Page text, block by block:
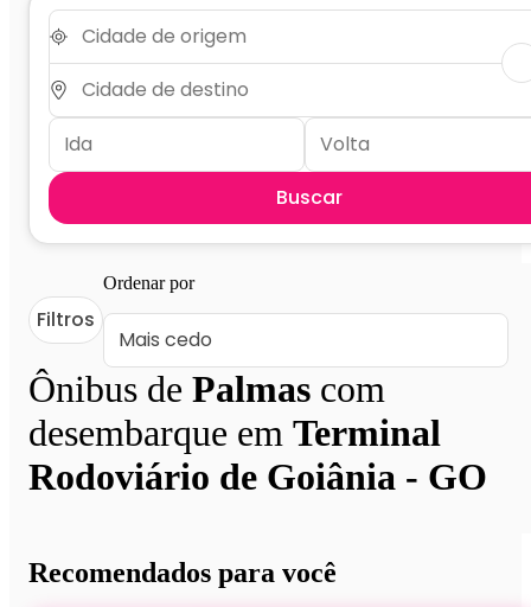
Buscar
Ônibus de Palmas com
desembarque em Terminal
Rodoviário de Goiânia - GO
Filtros
Ordenar por
Recomendados para você